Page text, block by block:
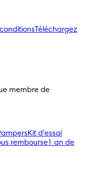
Téléchargez
membre de
Kit d'essai
rembourse1 an de